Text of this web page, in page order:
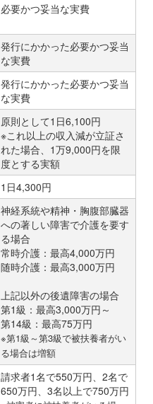
必要かつ妥当な実費
発行にかかった必要かつ妥当
な実費
発行にかかった必要かつ妥当
な実費
原則として1日6,100円
※これ以上の収入減が立証さ
れた場合、1万9,000円を限
度とする実額
1日4,300円
神経系統や精神・胸腹部臓器
への著しい障害で介護を要す
る場合
常時介護：最高4,000万円
随時介護：最高3,000万円
上記以外の後遺障害の場合
第1級：最高3,000万円～
第14級：最高75万円
※第1級～第3級で被扶養者がい
る場合は増額
請求者1名で550万円、2名で
650万円、3名以上で750万円